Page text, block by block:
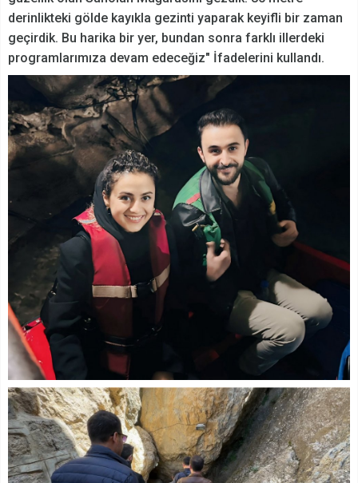
derinlikteki gölde kayıkla gezinti yaparak keyifli bir zaman
geçirdik. Bu harika bir yer, bundan sonra farklı illerdeki
programlarımıza devam edeceğiz" İfadelerini kullandı.